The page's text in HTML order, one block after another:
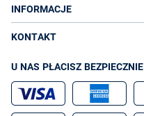
INFORMACJE
KONTAKT
U NAS PŁACISZ BEZPIECZNIE